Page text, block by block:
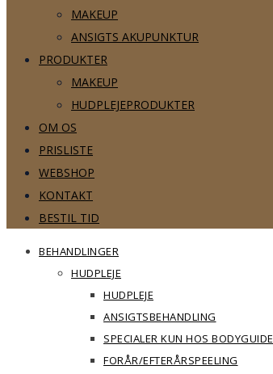
MAKEUP
ANSIGTS AKUPUNKTUR
PRODUKTER
MAKEUP
HUDPLEJEPRODUKTER
OM OS
PRISLISTE
WEBSHOP
KONTAKT
BESTIL TID
BEHANDLINGER
HUDPLEJE
HUDPLEJE
ANSIGTSBEHANDLING
SPECIALER KUN HOS BODYGUIDE
FORÅR/EFTERÅRSPEELING